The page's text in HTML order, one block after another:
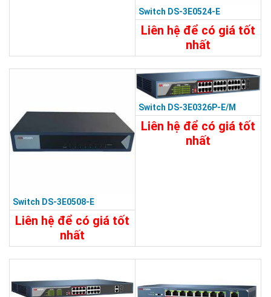
Switch DS-3E0524-E
Liên hệ để có giá tốt
nhất
7.480.000đ
Chi Tiết Đặt Mua
Switch DS-3E0508-E
Liên hệ để có giá tốt
nhất
2.390.000đ
Switch DS-3E0326P-E/M
Liên hệ để có giá tốt
nhất